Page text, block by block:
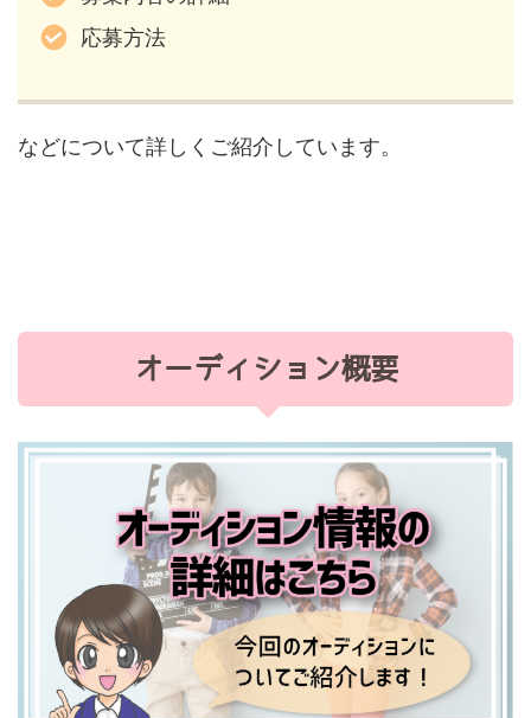
応募方法
などについて詳しくご紹介しています。
オーディション概要